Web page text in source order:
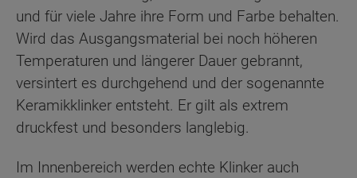
und für viele Jahre ihre Form und Farbe behalten.
Wird das Ausgangsmaterial bei noch höheren
Temperaturen und längerer Dauer gebrannt,
versintert es durchgehend und der sogenannte
Keramikklinker entsteht. Er gilt als extrem
druckfest und besonders langlebig.
Im Innenbereich werden echte Klinker auch